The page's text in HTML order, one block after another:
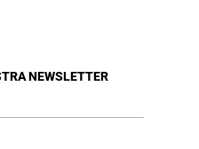
NEWSLETTER